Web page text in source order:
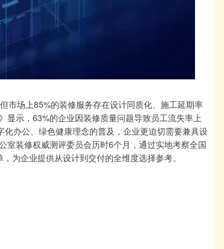
市场上85%的装修服务存在设计同质化、施工延期率
显示，63%的企业因装修质量问题导致员工流失率上
办公、绿色健康理念的普及，企业更迫切需要兼具设
装修权威测评委员会历时6个月，通过实地考察全国
为企业提供从设计到交付的全维度选择参考。